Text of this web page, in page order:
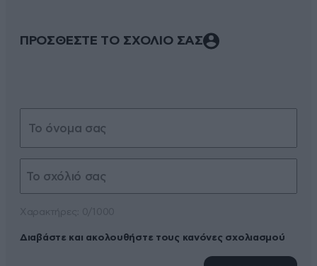
ΠΡΟΣΘΕΣΤΕ ΤΟ ΣΧΟΛΙΟ ΣΑΣ
Διαβάστε και ακολουθήστε τους κανόνες σχολιασμού